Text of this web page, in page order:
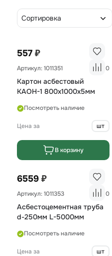
Сортировка
557 ₽
Артикул: 1011351 0
Картон асбестовый
КАОН-1 800х1000х5мм
Посмотреть наличие
Цена за шт
В корзину
6559 ₽
Артикул: 1011353 0
Асбестоцементная труба
d-250мм L-5000мм
Посмотреть наличие
Цена за шт